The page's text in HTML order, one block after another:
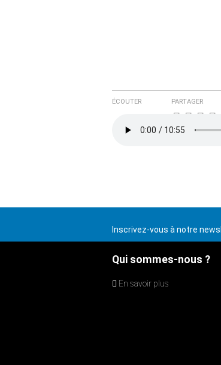
ÉCOUTER PARTAGER
Inscrivez-vous à notre
Qui sommes-nous ?
En savoir plus